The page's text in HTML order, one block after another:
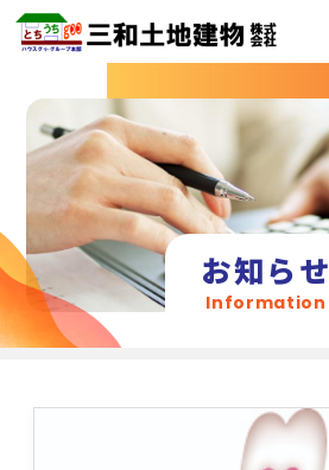
お知らせ
Information